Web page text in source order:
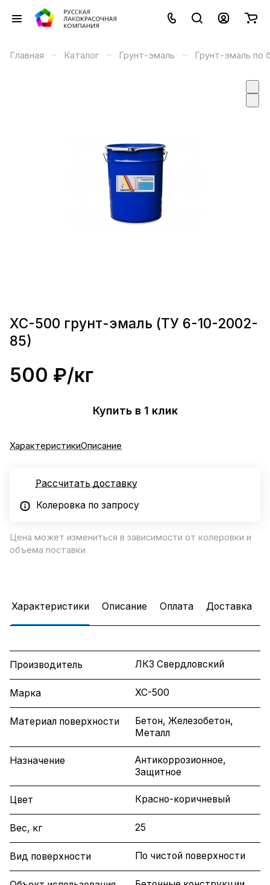
Главная – Каталог – Грунт-эмаль – Грунт-эмаль по
ХС-500 грунт-эмаль (ТУ 6-10-2002-
85)
500 ₽/кг
Купить в 1 клик
ХарактеристикиОписание
Рассчитать доставку
Колеровка по запросу
Цена может измениться в зависимости от колеровки и
объема поставки
Характеристики Описание Оплата Доставка
Производитель ЛКЗ Свердловский
Марка ХС-500
Материал поверхности
Бетон, Железобетон,
Металл
Назначение
Антикоррозионное,
Защитное
Цвет Красно-коричневый
Вес, кг 25
Вид поверхности По чистой поверхности